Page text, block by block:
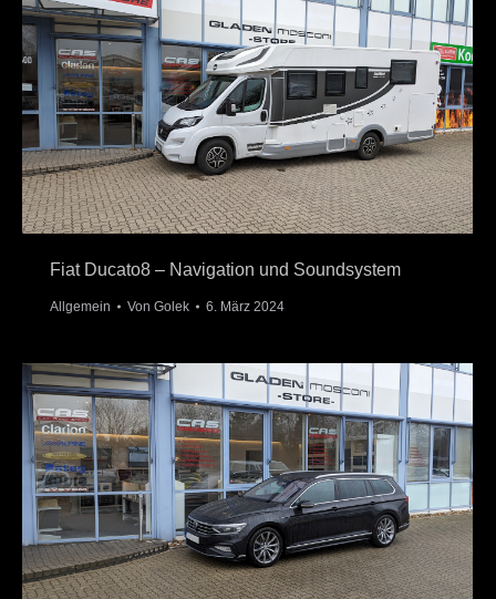
Fiat Ducato8 – Navigation und Soundsystem
Allgemein Von Golek 6. März 2024